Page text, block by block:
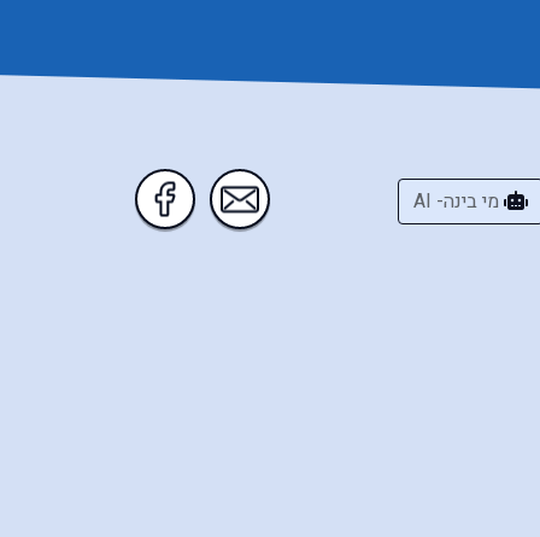
מי בינה- AI